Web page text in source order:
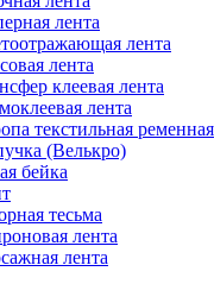
лента
лента
лента
клеевая лента
лента
текстильная ременная
(Велькро)
бейка
тесьма
лента
лента